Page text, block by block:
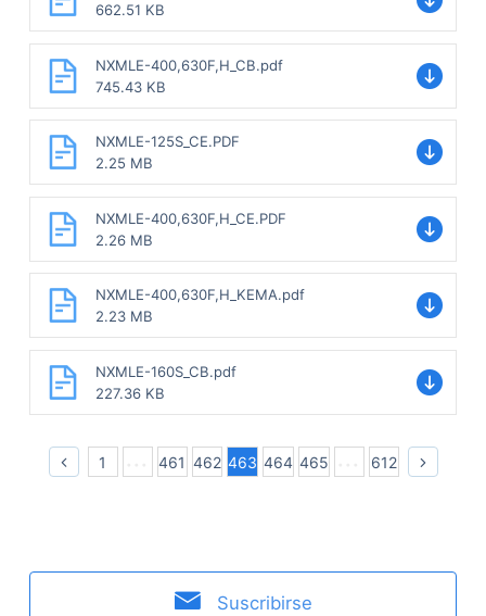
662.51 KB
NXMLE-400,630F,H_CB.pdf
745.43 KB
NXMLE-125S_CE.PDF
2.25 MB
NXMLE-400,630F,H_CE.PDF
2.26 MB
NXMLE-400,630F,H_KEMA.pdf
2.23 MB
NXMLE-160S_CB.pdf
227.36 KB
1 461 462 463 464 465 612
Suscribirse